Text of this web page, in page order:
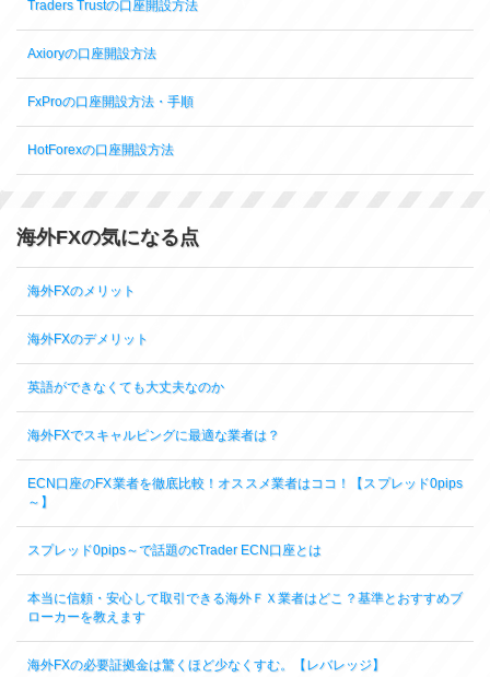
Traders Trustの口座開設方法
Axioryの口座開設方法
FxProの口座開設方法・手順
HotForexの口座開設方法
海外FXの気になる点
海外FXのメリット
海外FXのデメリット
英語ができなくても大丈夫なのか
海外FXでスキャルピングに最適な業者は？
ECN口座のFX業者を徹底比較！オススメ業者はココ！【スプレッド0pips
～】
スプレッド0pips～で話題のcTrader ECN口座とは
本当に信頼・安心して取引できる海外ＦＸ業者はどこ？基準とおすすめブ
ローカーを教えます
海外FXの必要証拠金は驚くほど少なくすむ。【レバレッジ】